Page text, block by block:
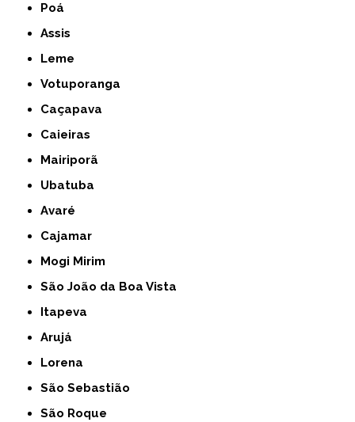
Poá
Assis
Leme
Votuporanga
Caçapava
Caieiras
Mairiporã
Ubatuba
Avaré
Cajamar
Mogi Mirim
São João da Boa Vista
Itapeva
Arujá
Lorena
São Sebastião
São Roque